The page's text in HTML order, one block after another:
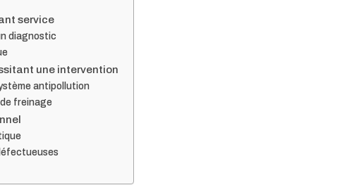
service
diagnostic
une intervention
antipollution
freinage